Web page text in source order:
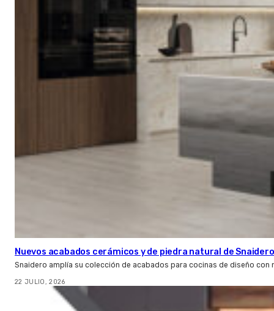
Nuevos acabados cerámicos y de piedra natural de Snaidero
Snaidero amplía su colección de acabados para cocinas de diseño
22 JULIO, 2026